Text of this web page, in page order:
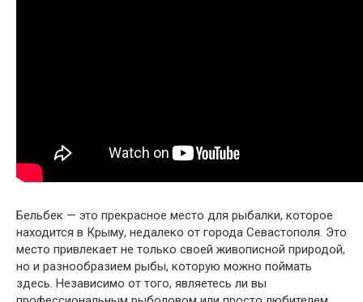
Бельбек — это прекрасное место для рыбалки, которое
находится в Крыму, недалеко от города Севастополя. Это
место привлекает не только своей живописной природой,
но и разнообразием рыбы, которую можно поймать
здесь. Независимо от того, являетесь ли вы